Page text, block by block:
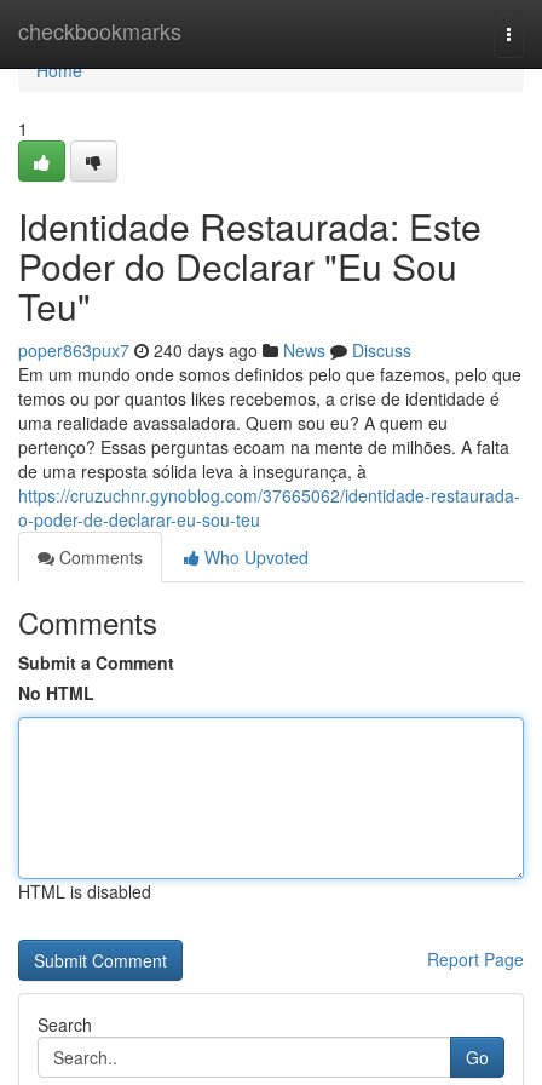
checkbookmarks
Home
Home
1
Identidade Restaurada: Este
Poder do Declarar "Eu Sou
Teu"
poper863pux7 240 days ago News
Discuss
Em um mundo onde somos definidos pelo que fazemos, pelo que
temos ou por quantos likes recebemos, a crise de identidade é
uma realidade avassaladora. Quem sou eu? A quem eu
pertenço? Essas perguntas ecoam na mente de milhões. A falta
de uma resposta sólida leva à insegurança, à
https://cruzuchnr.gynoblog.com/37665062/identidade-restaurada-
o-poder-de-declarar-eu-sou-teu
Comments
Who Upvoted
Comments
Submit a Comment
No HTML
HTML is disabled
Report Page
Search
Go